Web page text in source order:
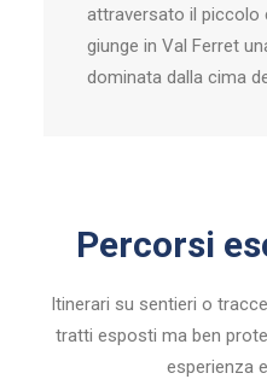
attraversato il piccolo
giunge in Val Ferret
dominata dalla cima
Percorsi
Itinerari su sentieri o
tratti esposti ma ben
esperienza